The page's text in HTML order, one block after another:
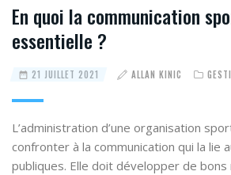
En quoi la communication
essentielle ?
21 JUILLET 2021 ALLAN KINIC
L’administration d’une organisation
confronter à la communication qui la lie
publiques. Elle doit développer de